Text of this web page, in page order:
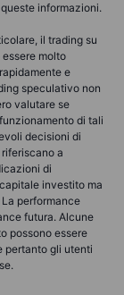
informazioni.
il trading su
molto
e
speculativo non
valutare se
di tali
decisioni di
a
di
investito ma
performance
futura. Alcune
possono essere
pertanto gli utenti